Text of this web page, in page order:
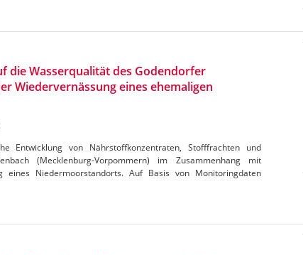
die Wasserqualität des Godendorfer
Wiedervernässung eines ehemaligen
Entwicklung von Nährstoffkonzentraten, Stofffrachten und
(Mecklenburg-Vorpommern) im Zusammenhang mit
eines Niedermoorstandorts. Auf Basis von Monitoringdaten